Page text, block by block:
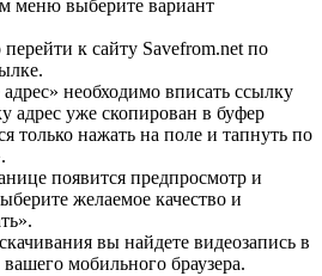
меню выберите вариант
к сайту Savefrom.net по
необходимо вписать ссылку
адрес уже скопирован в буфер
только нажать на поле и тапнуть по
появится предпросмотр и
желаемое качество и
вы найдете видеозапись в
мобильного браузера.